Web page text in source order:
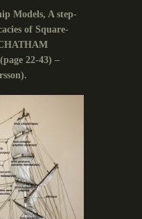
Models, A step-
of Square-
(page 22-43) –
).